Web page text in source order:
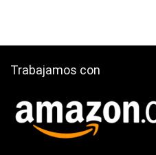
Trabajamos con